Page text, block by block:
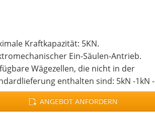
Kraftkapazität: 5KN.
Ein-Säulen-Antrieb.
Wägezellen, die nicht in der
enthalten sind: 5kN -1kN -
- 250N - 100N - 50N y 10N.
der Kraft bei einer Wägezelle von
ANGEBOT ANFORDERN